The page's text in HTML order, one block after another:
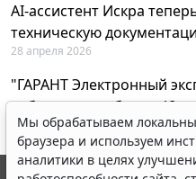
AI-ассистент Искра
техническую
28 апреля 2026
"ГАРАНТ Электронный
вебинар по работе с AI-
23 апреля 2026
Мы обрабатываем
браузера и используем
аналитики в целях